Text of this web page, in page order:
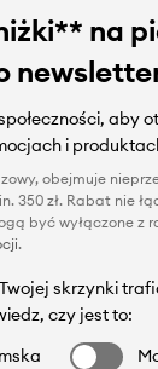
na
aby
i
obejmuje
350 zł. Rabat nie
być wyłączone z
.
skrzynki
czy jest to: